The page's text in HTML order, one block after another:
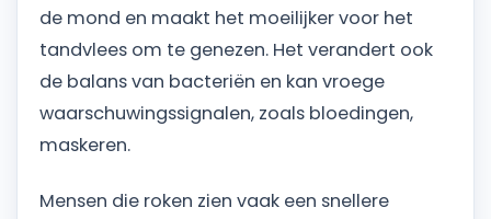
de mond en maakt het moeilijker voor het
tandvlees om te genezen. Het verandert ook
de balans van bacteriën en kan vroege
waarschuwingssignalen, zoals bloedingen,
maskeren.
Mensen die roken zien vaak een snellere